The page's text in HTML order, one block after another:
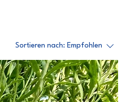
Sortieren nach: Empfohlen